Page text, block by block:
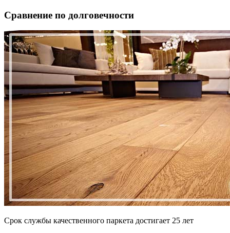
Сравнение по долговечности
Срок службы качественного паркета достигает 25 лет